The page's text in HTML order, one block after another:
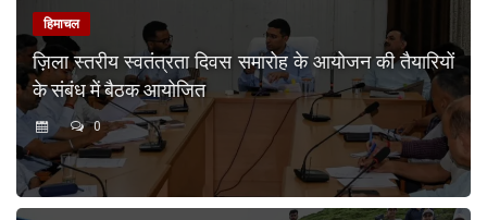
हिमाचल
ज़िला स्तरीय स्वतंत्रता दिवस समारोह के आयोजन की तैयारियों
के संबंध में बैठक आयोजित
0